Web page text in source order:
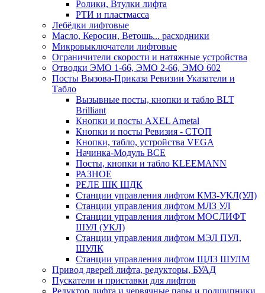
Ролики, Втулки лифта
РТИ и пластмасса
Лебёдки лифтовые
Масло, Керосин, Ветошь... расходники
Микровыключатели лифтовые
Ограничители скорости и натяжные устройства
Отводки ЭМО 1-66, ЭМО 2-66, ЭМО 602
Посты Вызова-Приказа Ревизии Указатели и
Табло
Вызывные посты, кнопки и табло BLT
Brilliant
Кнопки и посты AXEL Ametal
Кнопки и посты Ревизия - СТОП
Кнопки, табло, устройства VEGA
Начинка-Модуль ВСЕ
Посты, кнопки и табло KLEEMANN
РАЗНОЕ
РЕЛЕ ШК ШДК
Станции управления лифтом КМЗ-УКЛ(УЛ)
Станции управления лифтом МЛЗ УЛ
Станции управления лифтом МОСЛИФТ
ШУЛ (УКЛ)
Станции управления лифтом МЭЛ ПУЛ,
ШУЛК
Станции управления лифтом ЩЛЗ ШУЛМ
Привод дверей лифта, редукторы, БУАД
Пускатели и приставки для лифтов
Редуктор лифта и червячные пары и подшипники